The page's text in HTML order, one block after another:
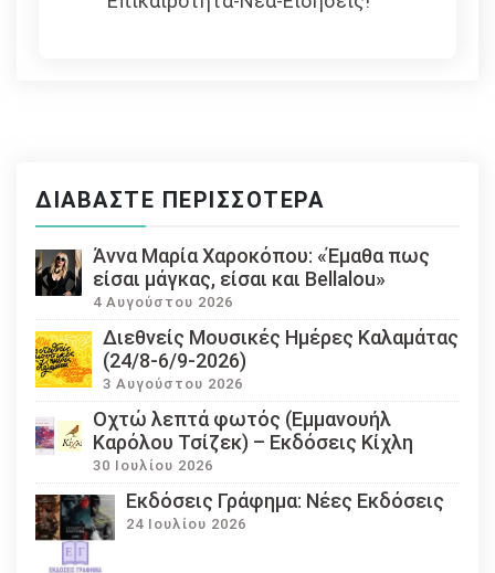
ΔΙΑΒΆΣΤΕ ΠΕΡΙΣΣΌΤΕΡΑ
Άννα Μαρία Χαροκόπου: «Έμαθα πως
είσαι μάγκας, είσαι και Bellalou»
4 Αυγούστου 2026
Διεθνείς Μουσικές Ημέρες Καλαμάτας
(24/8-6/9-2026)
3 Αυγούστου 2026
Οχτώ λεπτά φωτός (Εμμανουήλ
Καρόλου Τσίζεκ) – Εκδόσεις Κίχλη
30 Ιουλίου 2026
Εκδόσεις Γράφημα: Νέες Εκδόσεις
24 Ιουλίου 2026